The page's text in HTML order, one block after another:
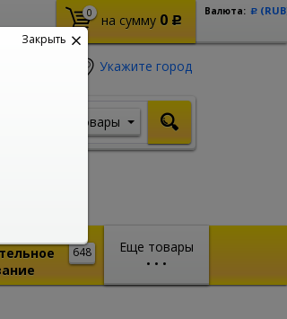
0 на сумму 0 Р
Валюта: Р
Укажите город
Товары
Еще товары
• • •
648
Закрыть